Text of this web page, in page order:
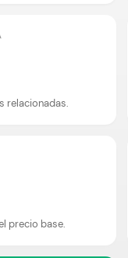
relacionadas.
precio base.